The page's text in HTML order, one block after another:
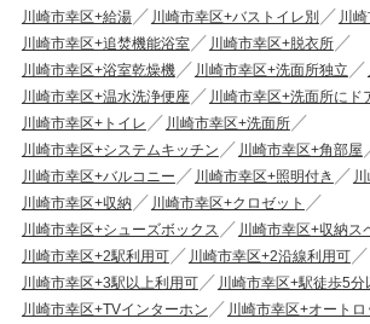
川崎市幸区+給湯 川崎市幸区+バストイレ別
川
川崎市幸区+追焚機能浴室
川崎市幸区+脱衣所
川崎市幸区+浴室乾燥機
川崎市幸区+洗面所独立
川崎市幸区+温水洗浄便座
川崎市幸区+洗面所にド
川崎市幸区+トイレ
川崎市幸区+洗面所
川崎市幸区+システムキッチン
川崎市幸区+角部屋
川崎市幸区+バルコニー
川崎市幸区+照明付き
川崎市幸区+収納
川崎市幸区+クロゼット
川崎市幸区+シューズボックス
川崎市幸区+収納ス
川崎市幸区+2駅利用可
川崎市幸区+2沿線利用可
川崎市幸区+3駅以上利用可
川崎市幸区+駅徒歩5分
川崎市幸区+TVインターホン
川崎市幸区+オートロ